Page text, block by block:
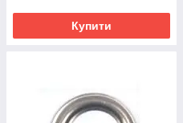
Купити